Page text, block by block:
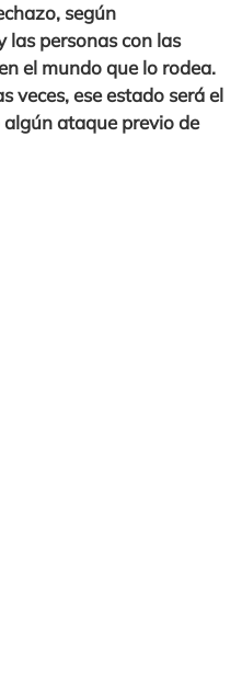
según
las personas con las
el mundo que lo rodea.
veces, ese estado será el
algún ataque previo de